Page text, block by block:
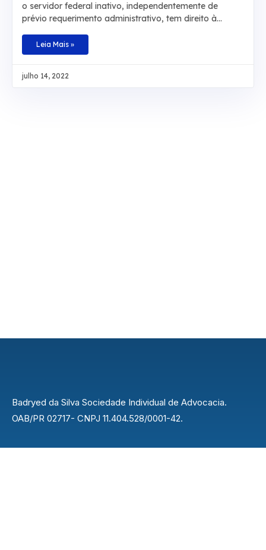
o servidor federal inativo, independentemente de
prévio requerimento administrativo, tem direito à
usufruída durante a atividade funcional nem contada
em dobro para a aposentadoria, sob pena de
redação original do artigo 87, parágrafo 2º, da Lei
Leia Mais »
julho 14, 2022
Badryed da Silva Sociedade Individual de Advocacia.
OAB/PR 02717- CNPJ 11.404.528/0001-42.